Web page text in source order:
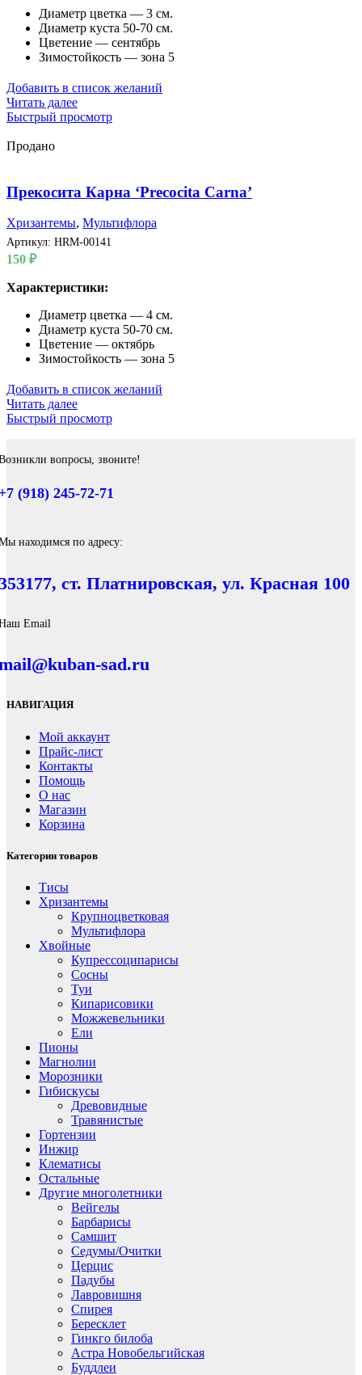
Диаметр цветка — 3 см.
Диаметр куста 50-70 см.
Цветение — сентябрь
Зимостойкость — зона 5
Добавить в список желаний
Читать далее
Быстрый просмотр
Продано
Прекосита Карна ‘Precocita Carna’
Хризантемы, Мультифлора
Артикул: HRM-00141
150 ₽
Характеристики:
Диаметр цветка — 4 см.
Диаметр куста 50-70 см.
Цветение — октябрь
Зимостойкость — зона 5
Добавить в список желаний
Читать далее
Быстрый просмотр
вопросы, звоните!
(918) 245-72-71
находимся по адресу:
ст. Платнировская, ул. Красная 100
Email
sad.ru
НАВИГАЦИЯ
Мой аккаунт
Прайс-лист
Контакты
Помощь
О нас
Магазин
Корзина
Категории товаров
Тисы
Хризантемы
Крупноцветковая
Мультифлора
Хвойные
Купрессоципарисы
Сосны
Туи
Кипарисовики
Можжевельники
Ели
Пионы
Магнолии
Морозники
Гибискусы
Древовидные
Травянистые
Гортензии
Инжир
Клематисы
Остальные
Другие многолетники
Вейгелы
Барбарисы
Самшит
Седумы/Очитки
Церцис
Падубы
Лавровишня
Спирея
Бересклет
Гинкго билоба
Астра Новобельгийская
Буддлеи